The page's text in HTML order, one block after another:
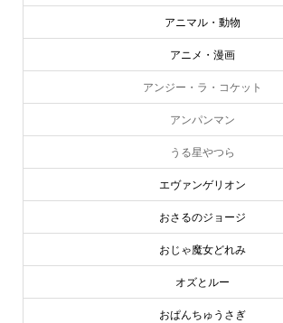
アニマル・動物
アニメ・漫画
アンジー・ラ・コケット
アンパンマン
うる星やつら
エヴァンゲリオン
おさるのジョージ
おじゃ魔女どれみ
オズとルー
おぱんちゅうさぎ
company info contact us